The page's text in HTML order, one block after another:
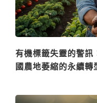
有機標籤失靈的警訊
國農地萎縮的永續轉